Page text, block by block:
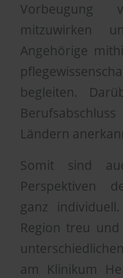
Vorbeugung
mitzuwirken
Angehörige
begleiten.
Ländern
Somit sind
Perspektiven
ganz
Region treu
am Klinikum